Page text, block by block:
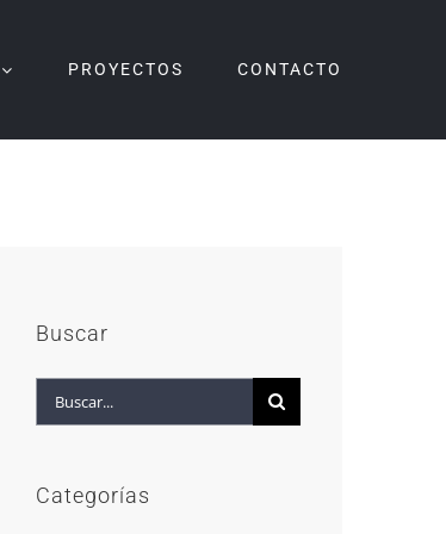
PROYECTOS CONTACTO
Buscar
Categorías